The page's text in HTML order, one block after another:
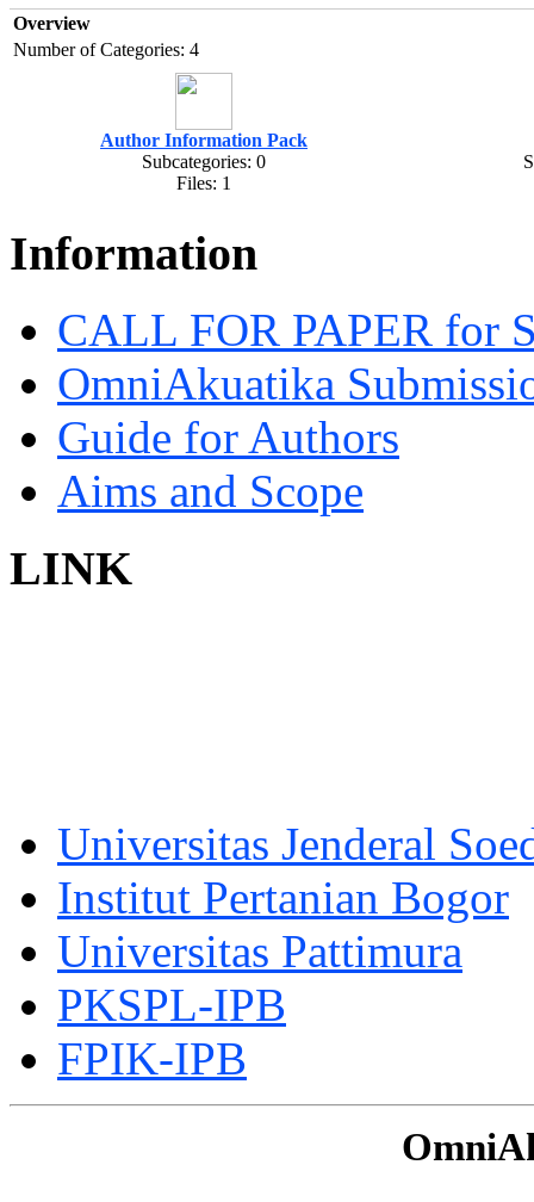
Overview
Number of Categories: 4
Author Information Pack
Subcategories: 0
Files: 1
Information
CALL FOR PAPER for
OmniAkuatika
Guide for Authors
Aims and Scope
LINK
Universitas Jenderal
Institut Pertanian Bogor
Universitas Pattimura
PKSPL-IPB
FPIK-IPB